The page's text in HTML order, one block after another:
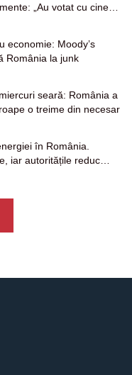
„Au votat cu cine
economie: Moody’s
România la junk
seară: România a
o treime din necesar
în România.
iar autoritățile reduc